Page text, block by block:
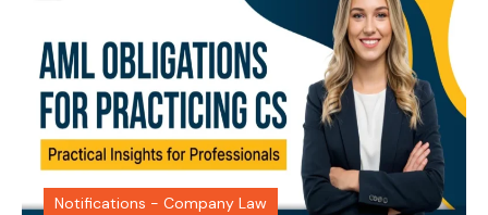
Notifications - Company Law